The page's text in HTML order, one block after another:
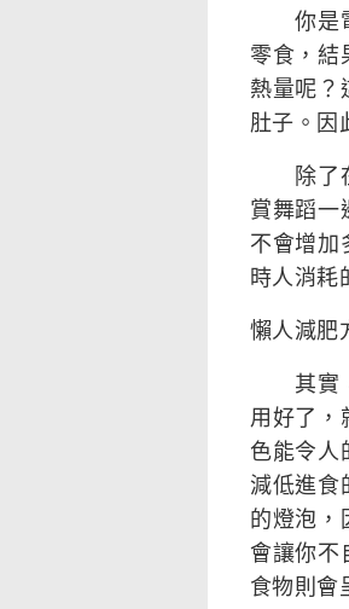
你是電
零食，結
熱量呢？
肚子。因
除了在
賞舞蹈一
不會增加
時人消耗
懶人減肥
其實，
用好了，
色能令人
減低進食
的燈泡，
會讓你不
食物則會